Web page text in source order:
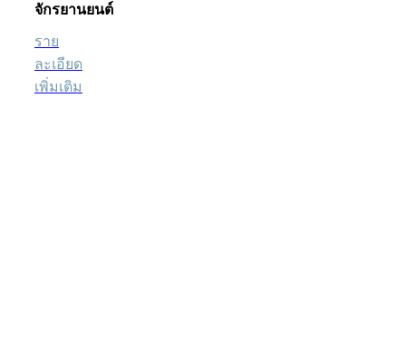
จักรยานยนต์
ราย
ละเอียด
เพิ่มเติม